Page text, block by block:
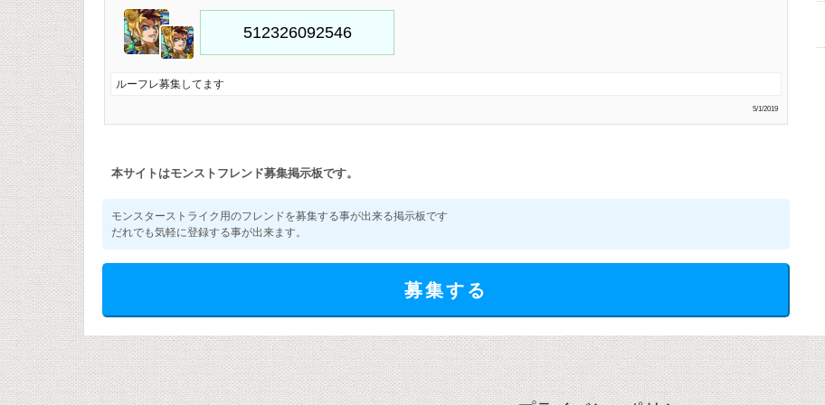
ルーフレ募集してます
5/1/2019
本サイトはモンストフレンド募集掲示板です。
モンスターストライク用のフレンドを募集する事が出来る掲示板です
だれでも気軽に登録する事が出来ます。
募集する